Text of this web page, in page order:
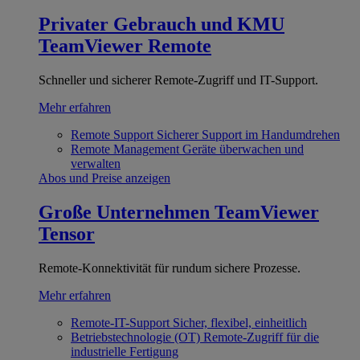
Privater Gebrauch und KMU
TeamViewer Remote
Schneller und sicherer Remote-Zugriff und IT-Support.
Mehr erfahren
Remote Support Sicherer Support im Handumdrehen
Remote Management Geräte überwachen und
verwalten
Abos und Preise anzeigen
Große Unternehmen TeamViewer
Tensor
Remote-Konnektivität für rundum sichere Prozesse.
Mehr erfahren
Remote-IT-Support Sicher, flexibel, einheitlich
Betriebstechnologie (OT) Remote-Zugriff für die
industrielle Fertigung